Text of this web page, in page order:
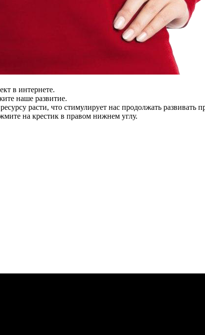
в интернете.
наше развитие.
расти, что стимулирует нас продолжать развивать
на крестик в правом нижнем углу.